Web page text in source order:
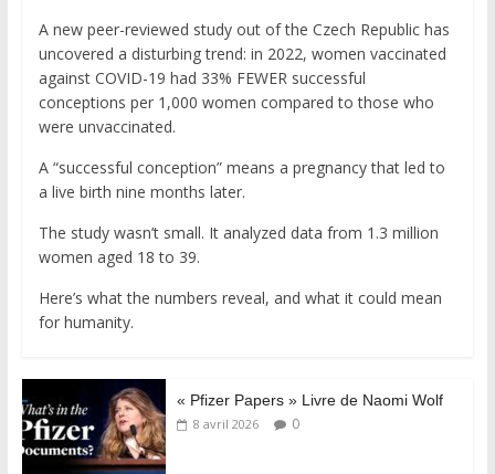
A new peer-reviewed study out of the Czech Republic has
uncovered a disturbing trend: in 2022, women vaccinated
against COVID-19 had 33% FEWER successful
conceptions per 1,000 women compared to those who
were unvaccinated.
A “successful conception” means a pregnancy that led to
a live birth nine months later.
The study wasn’t small. It analyzed data from 1.3 million
women aged 18 to 39.
Here’s what the numbers reveal, and what it could mean
for humanity.
« Pfizer Papers » Livre de Naomi Wolf
8 avril 2026 0